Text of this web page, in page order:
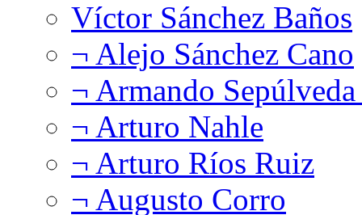
Víctor Sánchez Baños
¬ Alejo Sánchez Cano
¬ Armando
¬ Arturo Nahle
¬ Arturo Ríos Ruiz
¬ Augusto Corro